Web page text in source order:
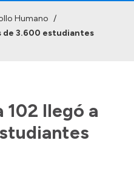
Humano /
de 3.600 estudiantes
102 llegó a